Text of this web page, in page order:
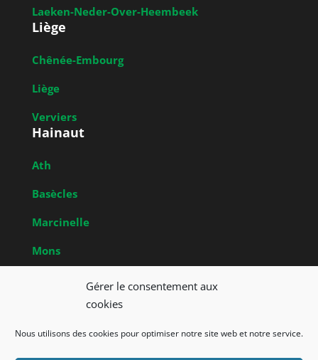
Gérer le consentement aux
cookies
Nous utilisons des cookies pour optimiser notre site web et notre service.
Laeken-Neder-Over-Heembeek
Liège
Chênée-Embourg
Liège
Verviers
Hainaut
Ath
Basècles
Marcinelle
Mons
Obrecheuil
Brabant Wallon
Nivelles